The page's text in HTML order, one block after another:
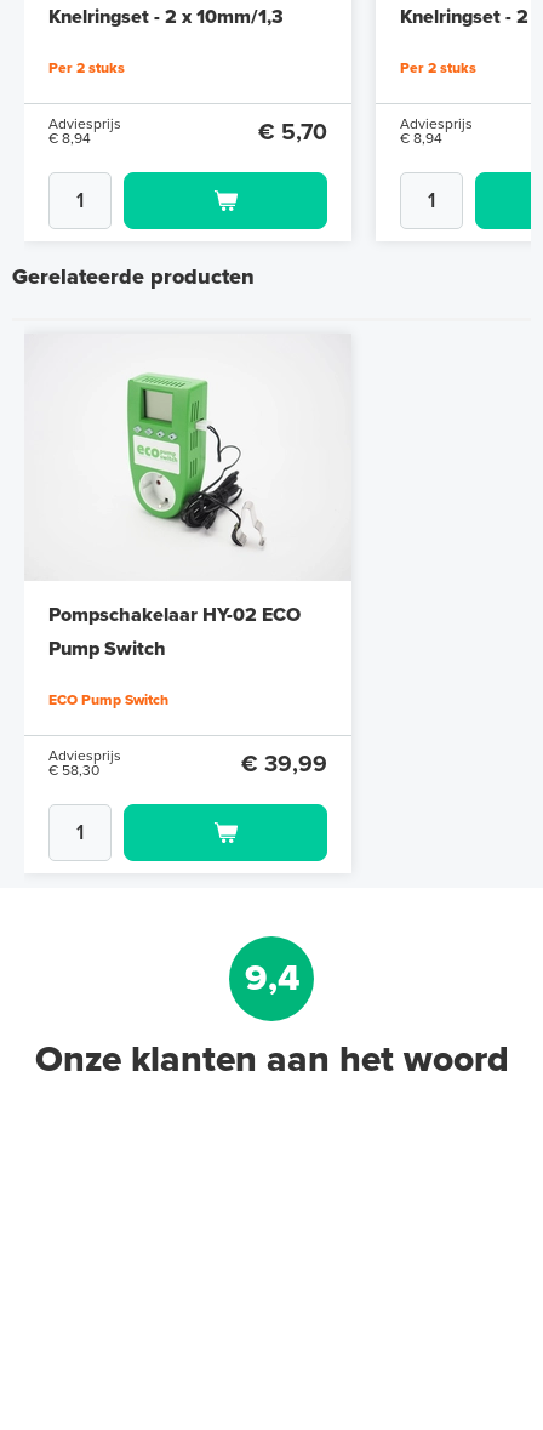
Knelringset - 2 x 10mm/1,3
Per 2 stuks
Adviesprijs
€ 8,94
€ 5,70
Knelringset - 2
Per 2 stuks
Adviesprijs
€ 8,94
Gerelateerde producten
Pompschakelaar HY-02 ECO
Pump Switch
ECO Pump Switch
Adviesprijs
€ 58,30
€ 39,99
9,4
Onze klanten aan het woord